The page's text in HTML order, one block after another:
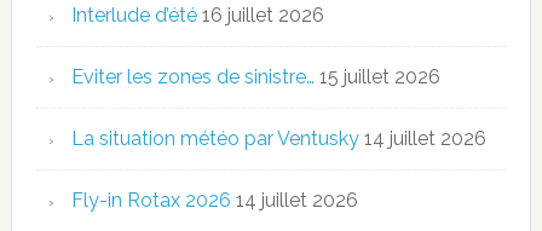
Interlude d’été 16 juillet 2026
Eviter les zones de sinistre… 15 juillet 2026
La situation météo par Ventusky 14 juillet 2026
Fly-in Rotax 2026 14 juillet 2026